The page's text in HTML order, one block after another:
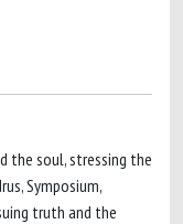
the soul, stressing the
Symposium,
truth and the